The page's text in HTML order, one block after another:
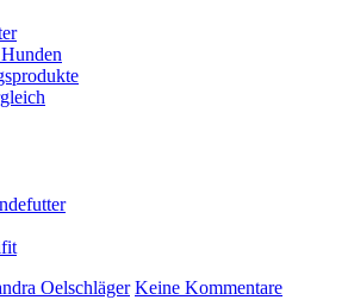
Oelschläger Keine Kommentare